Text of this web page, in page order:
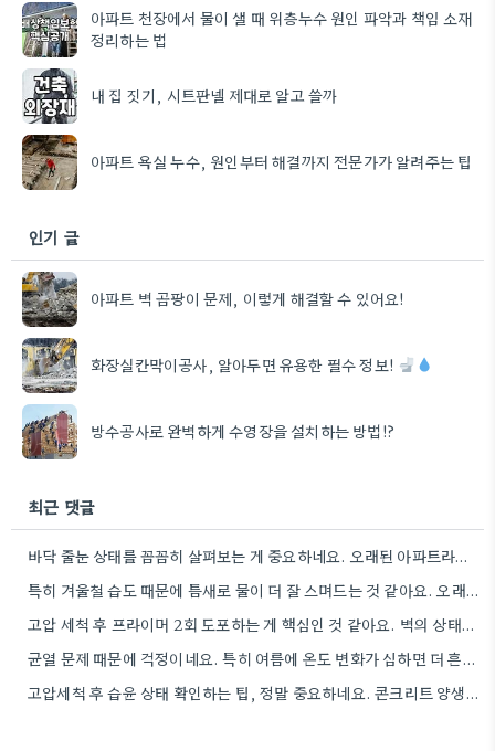
아파트 천장에서 물이 샐 때 위층누수 원인 파악과 책임 소재
정리하는 법
내 집 짓기, 시트판넬 제대로 알고 쓸까
아파트 욕실 누수, 원인부터 해결까지 전문가가 알려주는 팁
인기 글
아파트 벽 곰팡이 문제, 이렇게 해결할 수 있어요!
화장실칸막이공사, 알아두면 유용한 필수 정보!
방수공사로 완벽하게 수영장을 설치하는 방법!?
최근 댓글
바닥 줄눈 상태를 꼼꼼히 살펴보는 게 중요하네요. 오래된 아파트라면 줄눈부터 망가지기 쉬울 것 같아요.
특히 겨울철 습도 때문에 틈새로 물이 더 잘 스며드는 것 같아요. 오래된 건물일수록 이런 부분에…
고압 세척 후 프라이머 2회 도포하는 게 핵심인 것 같아요. 벽의 상태에 따라 흡수율이 달라지니까,…
균열 문제 때문에 걱정이네요. 특히 여름에 온도 변화가 심하면 더 흔할 텐데, 시공 전에 충분한…
고압세척 후 습윤 상태 확인하는 팁, 정말 중요하네요. 콘크리트 양생 기간도 꼼꼼히 확인해야 하는 것…